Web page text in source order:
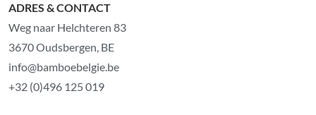
ADRES & CONTACT
Weg naar Helchteren 83
3670 Oudsbergen, BE
info@bamboebelgie.be
+32 (0)496 125 019